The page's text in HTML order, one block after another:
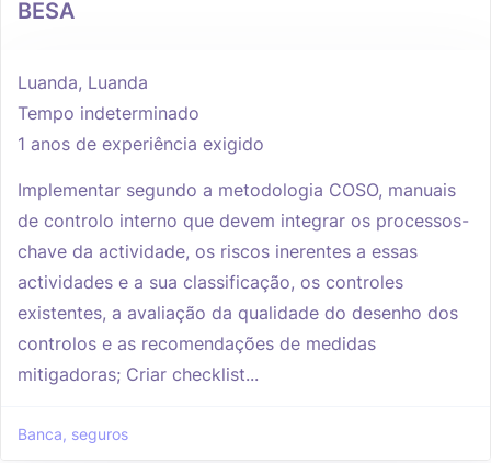
BESA
Luanda, Luanda
Tempo indeterminado
1 anos de experiência exigido
Implementar segundo a metodologia COSO, manuais
de controlo interno que devem integrar os processos-
chave da actividade, os riscos inerentes a essas
actividades e a sua classificação, os controles
existentes, a avaliação da qualidade do desenho dos
controlos e as recomendações de medidas
mitigadoras; Criar checklist...
Banca, seguros